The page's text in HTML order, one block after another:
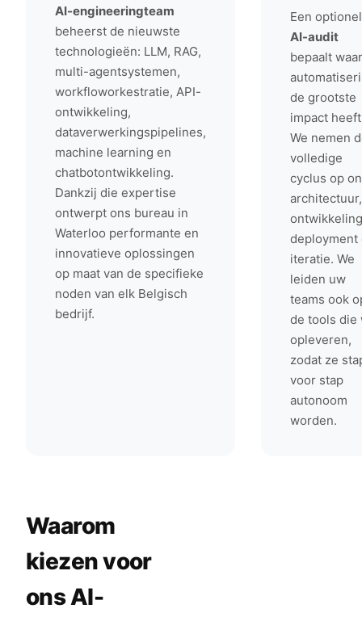
AI-engineeringteam
beheerst de nieuwste
technologieën: LLM, RAG,
multi-agentsystemen,
workfloworkestratie, API-
ontwikkeling,
dataverwerkingspipelines,
machine learning en
chatbotontwikkeling.
Dankzij die expertise
ontwerpt ons bureau in
Waterloo performante en
innovatieve oplossingen
op maat van de specifieke
noden van elk Belgisch
bedrijf.
Een
AI-audit
bepaalt waar
de grootste
impact
We nemen
volledige
cyclus op
architectuur,
deployment
iteratie. We
leiden uw
teams ook
de tools die
opleveren,
zodat ze
voor stap
autonoom
worden.
Waarom
kiezen voor
ons AI-